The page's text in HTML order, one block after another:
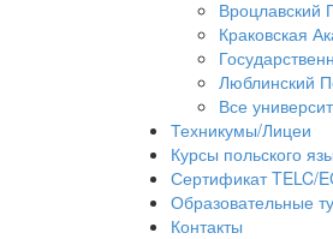
Вроцлавский
Краковская
Люблинский
Все
Техникумы/Лицеи
Курсы польского
Сертификат TELC/
Образовательные
Контакты